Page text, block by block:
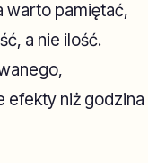
warto pamiętać,
a nie ilość.
efekty niż godzina